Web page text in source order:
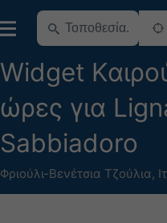
Widget
ώρες για
Sabbiadoro
Φριούλι-Βενέτσια Τζούλια,